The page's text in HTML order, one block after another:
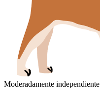
Moderadamente independiente